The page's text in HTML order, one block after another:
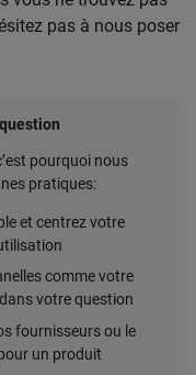
pas à nous poser
pourquoi nous
pratiques:
et centrez votre
comme votre
votre question
fournisseurs ou le
un produit